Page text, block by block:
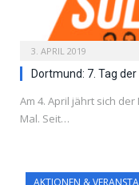
3. APRIL 2019
Dortmund: 7. Tag
Am 4. April jährt sich
Mal. Seit…
AKTIONEN &